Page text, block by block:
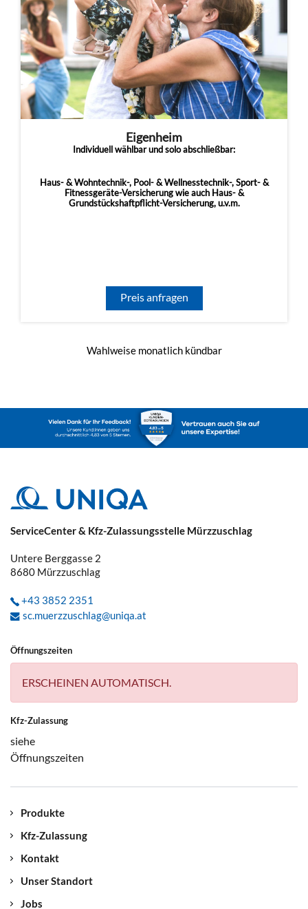
Eigenheim
Individuell wählbar und solo abschließbar:
Haus- & Wohntechnik-, Pool- & Wellnesstechnik-, Sport- &
Fitnessgeräte-Versicherung wie auch Haus- &
Grundstückshaftpflicht-Versicherung, u.v.m.
Preis anfragen
Wahlweise monatlich kündbar
ServiceCenter & Kfz-Zulassungsstelle Mürzzuschlag
Untere Berggasse 2
8680 Mürzzuschlag
+43 3852 2351
sc.muerzzuschlag@uniqa.at
Öffnungszeiten
ERSCHEINEN AUTOMATISCH.
Kfz-Zulassung
siehe
Öffnungszeiten
Produkte
Kfz-Zulassung
Kontakt
Unser Standort
Jobs